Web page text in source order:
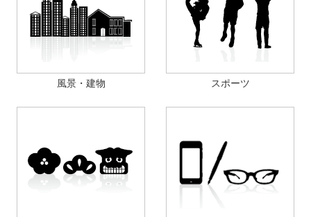
風景・建物 スポーツ